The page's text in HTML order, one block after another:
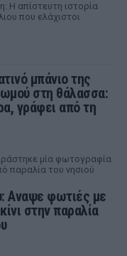
Η απίστευτη ιστορία
που ελάχιστοι
μπάνιο της
στη θάλασσα:
γράφει από τη
μία φωτογραφία
παραλία του νησιού
Αναψε φωτιές με
στην παραλία